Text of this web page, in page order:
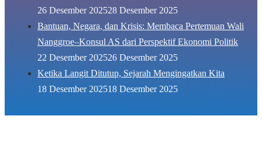
26 Desember 202528 Desember 2025
Bantuan, Negara, dan Krisis: Membaca Pertemuan Wali
Nanggroe–Konsul AS dari Perspektif Ekonomi Politik
22 Desember 202526 Desember 2025
Ketika Langit Ditutup, Sejarah Mengingatkan Kita
18 Desember 202518 Desember 2025